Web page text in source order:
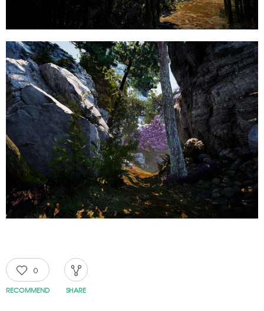
0
RECOMMEND SHARE